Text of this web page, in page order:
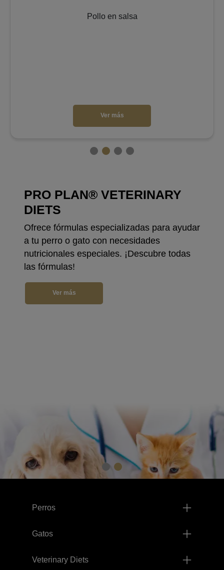
Pollo en salsa
Ver más
PRO PLAN® PERROS
Ofrece una nutrición especializada pensada
para garantizar y satisfacer las necesidades
de tu perro. ¡Conoce los productos que
tenemos para la nutrición de tu perro!
Perros
Gatos
Veterinary Diets